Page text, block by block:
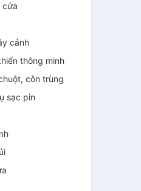
cửa
cảnh
thông minh
côn trùng
sạc pin